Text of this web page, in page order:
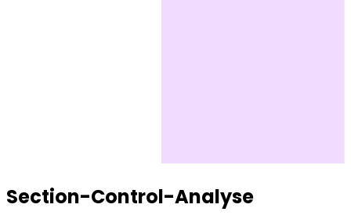
Section-Control-Analyse